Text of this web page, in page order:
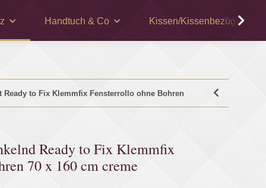
Handtuch & Co Kissen/Kissenbezüge
to Fix Klemmfix Fensterrollo ohne Bohren
Ready to Fix Klemmfix
70 x 160 cm creme